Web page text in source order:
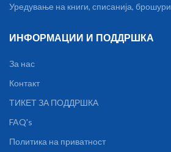
Уредување на книги, списанија, брошури
ИНФОРМАЦИИ И ПОДДРШКА
За нас
Контакт
ТИКЕТ ЗА ПОДДРШКА
FAQ's
Политика на приватност